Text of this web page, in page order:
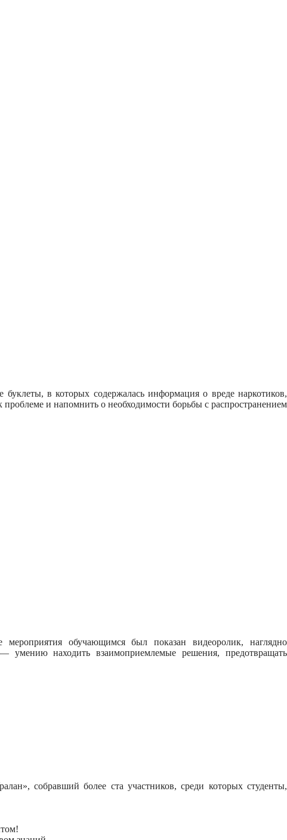
в которых содержалась информация о вреде наркотиков,
и напомнить о необходимости борьбы с распространением
обучающимся был показан видеоролик, наглядно
находить взаимоприемлемые решения, предотвращать
собравший более ста участников, среди которых студенты,